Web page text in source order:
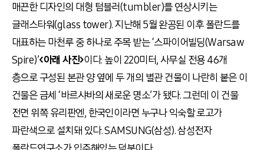
매끈한 디자인의 대형 텀블러(tumbler)를 연상시키는
글래스타워(glass tower). 지난해 5월 완공된 이후 폴란드를
대표하는 마천루 중 하나로 주목 받는 ‘스파이어빌딩(Warsaw
Spire)’<아래 사진>이다. 높이 220미터, 사무실 전용 46개
층으로 구성된 본관 양 옆에 두 개의 별관 건물이 나란히 붙은 이
건물은 금세 ‘바르샤바의 새로운 명소’가 됐다. 그런데 이 건물
전면 위쪽 유리판엔, 한국인이라면 누구나 익숙할 로고가
파란색으로 설치돼 있다. SAMSUNG(삼성). 삼성전자